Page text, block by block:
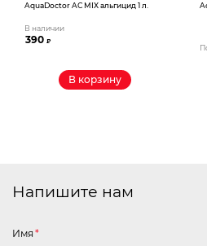
AquaDoctor AС MIX альгицид 1 л.
В наличии
390₽
В корзину
Напишите нам
Имя *